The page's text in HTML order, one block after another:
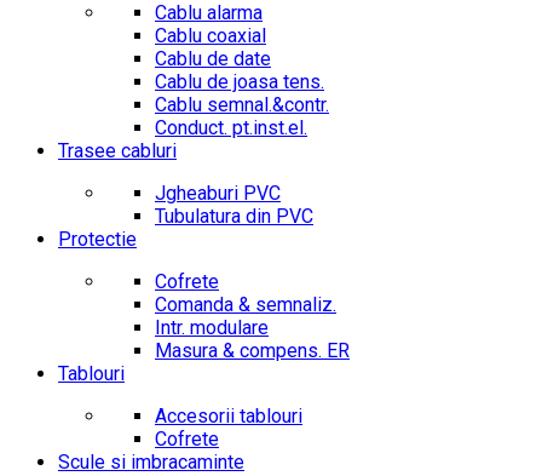
Cablu alarma
Cablu coaxial
Cablu de date
Cablu de joasa tens.
Cablu semnal.&contr.
Conduct. pt.inst.el.
Trasee cabluri
Jgheaburi PVC
Tubulatura din PVC
Protectie
Cofrete
Comanda & semnaliz.
Intr. modulare
Masura & compens. ER
Tablouri
Accesorii tablouri
Cofrete
Scule si imbracaminte